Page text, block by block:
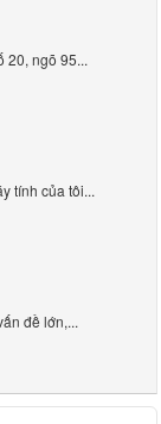
20, ngõ 95...
tính của tôi...
đề lớn,...